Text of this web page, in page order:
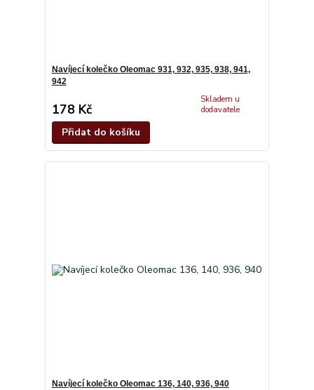
Navíjecí kolečko Oleomac 931, 932, 935, 938, 941,
942
178 Kč
Skladem u
dodavatele
Přidat do košíku
Navíjecí kolečko Oleomac 136, 140, 936, 940